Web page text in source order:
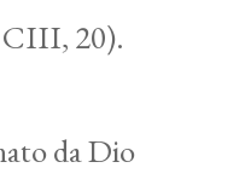
CIII, 20).
da Dio